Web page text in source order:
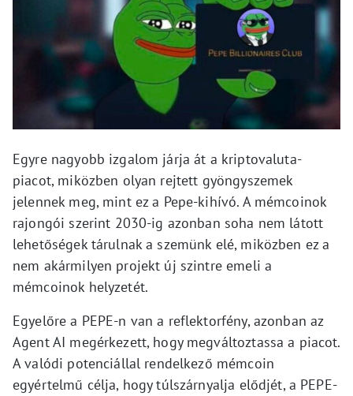
Egyre nagyobb izgalom járja át a kriptovaluta-
piacot, miközben olyan rejtett gyöngyszemek
jelennek meg, mint ez a Pepe-kihívó. A mémcoinok
rajongói szerint 2030-ig azonban soha nem látott
lehetőségek tárulnak a szemünk elé, miközben ez a
nem akármilyen projekt új szintre emeli a
mémcoinok helyzetét.
Egyelőre a PEPE-n van a reflektorfény, azonban az
Agent AI megérkezett, hogy megváltoztassa a piacot.
A valódi potenciállal rendelkező mémcoin
egyértelmű célja, hogy túlszárnyalja elődjét, a PEPE-